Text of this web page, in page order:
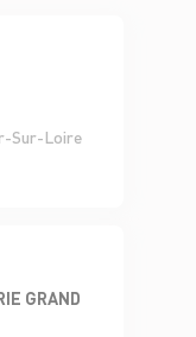
Sur-Loire
GRAND